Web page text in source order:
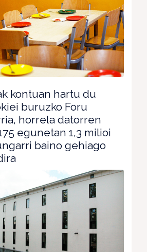
kontuan hartu du
buruzko Foru
horrela datorren
egunetan 1,3 milioi
baino gehiago